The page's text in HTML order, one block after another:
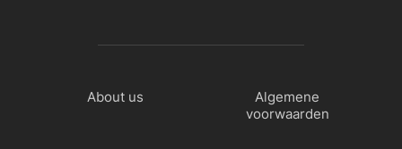
About us
Algemene
voorwaarden